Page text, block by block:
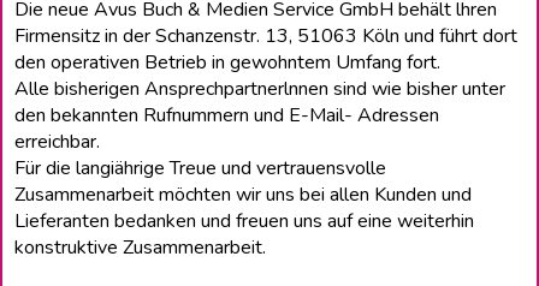
Die neue Avus Buch & Medien Service GmbH behält lhren
Firmensitz in der Schanzenstr. 13, 51063 Köln und führt dort
den operativen Betrieb in gewohntem Umfang fort.
Alle bisherigen Ansprechpartnerlnnen sind wie bisher unter
den bekannten Rufnummern und E-Mail- Adressen
erreichbar.
Für die langiährige Treue und vertrauensvolle
Zusammenarbeit möchten wir uns bei allen Kunden und
Lieferanten bedanken und freuen uns auf eine weiterhin
konstruktive Zusammenarbeit.